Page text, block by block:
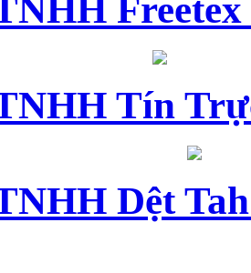
Tín
Dệt